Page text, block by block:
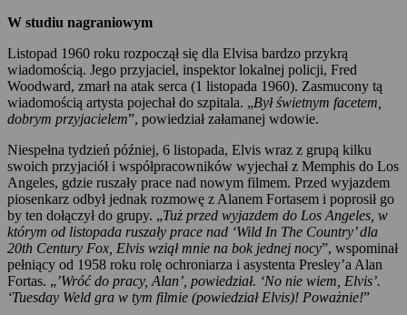
W studiu nagraniowym
Listopad 1960 roku rozpoczął się dla Elvisa bardzo przykrą
wiadomością. Jego przyjaciel, inspektor lokalnej policji, Fred
Woodward, zmarł na atak serca (1 listopada 1960). Zasmucony tą
wiadomością artysta pojechał do szpitala. „Był świetnym facetem,
dobrym przyjacielem”, powiedział załamanej wdowie.
Niespełna tydzień później, 6 listopada, Elvis wraz z grupą kilku
swoich przyjaciół i współpracowników wyjechał z Memphis do Los
Angeles, gdzie ruszały prace nad nowym filmem. Przed wyjazdem
piosenkarz odbył jednak rozmowę z Alanem Fortasem i poprosił go
by ten dołączył do grupy. „Tuż przed wyjazdem do Los Angeles, w
którym od listopada ruszały prace nad ‘Wild In The Country’ dla
20th Century Fox, Elvis wziął mnie na bok jednej nocy”, wspominał
pełniący od 1958 roku rolę ochroniarza i asystenta Presley’a Alan
Fortas. „’Wróć do pracy, Alan’, powiedział. ‘No nie wiem, Elvis’.
‘Tuesday Weld gra w tym filmie (powiedział Elvis)! Poważnie!”